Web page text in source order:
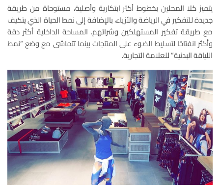
يتميز كلا المحلين بخطوط أكثر ابتكارية وأصلية، مستوحاة من طريقة
جديدة للتفكير في الرياضة والأزياء، بالإضافة إلى نمط الحياة الذي يتكيف
مع طريقة تفكير المستهلكين وشرائهم. المساحة الداخلية أكثر دقة
وأكثر انفتاحًا لتسليط الضوء على المنتجات بينما تتماشى مع وضع “نمط
اللياقة البدنية” للعلامة التجارية.